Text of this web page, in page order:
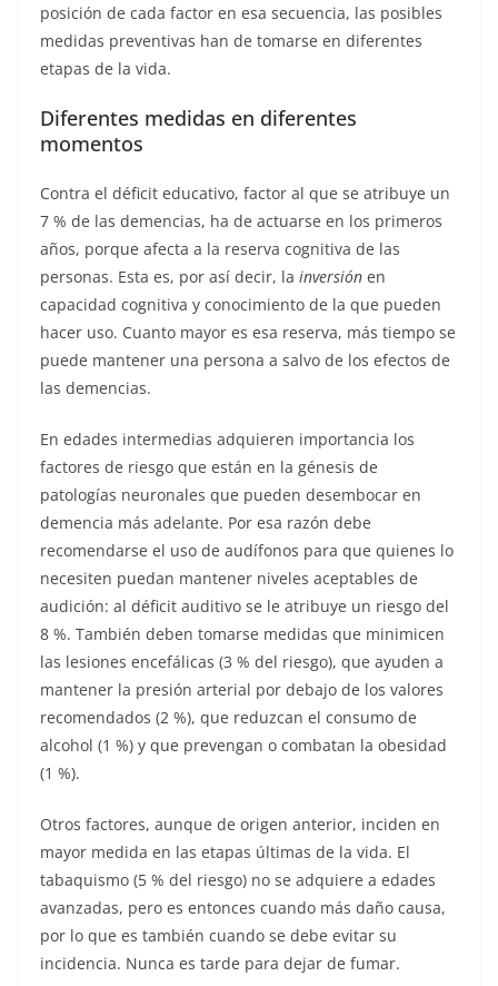
posición de cada factor en esa secuencia, las posibles
medidas preventivas han de tomarse en diferentes
etapas de la vida.
Diferentes medidas en diferentes
momentos
Contra el déficit educativo, factor al que se atribuye un
7 % de las demencias, ha de actuarse en los primeros
años, porque afecta a la reserva cognitiva de las
personas. Esta es, por así decir, la inversión en
capacidad cognitiva y conocimiento de la que pueden
hacer uso. Cuanto mayor es esa reserva, más tiempo se
puede mantener una persona a salvo de los efectos de
las demencias.
En edades intermedias adquieren importancia los
factores de riesgo que están en la génesis de
patologías neuronales que pueden desembocar en
demencia más adelante. Por esa razón debe
recomendarse el uso de audífonos para que quienes lo
necesiten puedan mantener niveles aceptables de
audición: al déficit auditivo se le atribuye un riesgo del
8 %. También deben tomarse medidas que minimicen
las lesiones encefálicas (3 % del riesgo), que ayuden a
mantener la presión arterial por debajo de los valores
recomendados (2 %), que reduzcan el consumo de
alcohol (1 %) y que prevengan o combatan la obesidad
(1 %).
Otros factores, aunque de origen anterior, inciden en
mayor medida en las etapas últimas de la vida. El
tabaquismo (5 % del riesgo) no se adquiere a edades
avanzadas, pero es entonces cuando más daño causa,
por lo que es también cuando se debe evitar su
incidencia. Nunca es tarde para dejar de fumar.